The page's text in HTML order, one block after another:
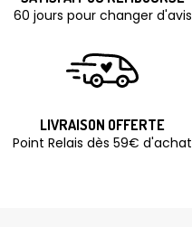
60 jours pour changer d'avis
LIVRAISON OFFERTE
Point Relais dès 59€ d'achat